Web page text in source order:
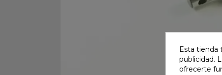
Esta tienda
publicidad.
ofrecerte